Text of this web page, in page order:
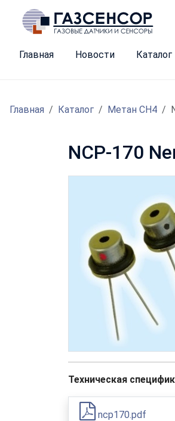
Главная Новости Каталог
Главная Каталог Метан CH4
NCP-170
Техническая
ncp170.pdf